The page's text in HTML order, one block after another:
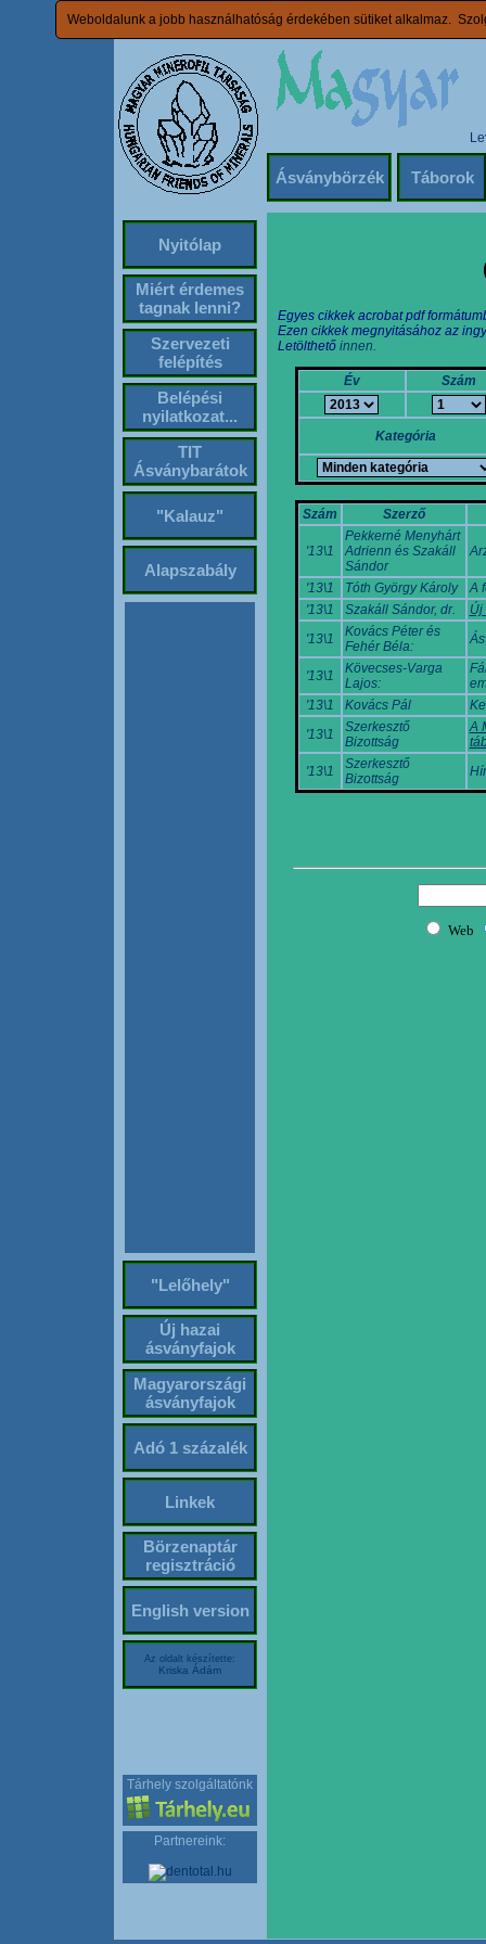
Weboldalunk a jobb használhatóság érdekében sütiket alkalmaz.
Ásványbörzék Táborok
Nyitólap
Miért érdemes
tagnak lenni?
Szervezeti
felépítés
Belépési
nyilatkozat...
TIT
Ásványbarátok
"Kalauz"
Alapszabály
"Lelőhely"
Új hazai
ásványfajok
Magyarországi
ásványfajok
Adó 1 százalék
Linkek
Börzenaptár
regisztráció
English version
Az oldalt készítette:
Kriska Ádám
Tárhely szolgáltatónk
Partnereink:
Egyes cikkek acrobat pdf
Ezen cikkek megnyitásához az
Letölthető innen.
Év Szám
Kategória
Szám Szerző
'13\1
Pekkerné Menyhárt
Adrienn és Szakáll
Sándor
'13\1 Tóth György Károly
A
'13\1
Szakáll Sándor, dr.
Új
'13\1
Kovács Péter és
Fehér Béla:
'13\1
Kövecses-Varga
Lajos:
'13\1
Kovács Pál
'13\1
Szerkesztő
Bizottság
A
'13\1
Szerkesztő
Bizottság